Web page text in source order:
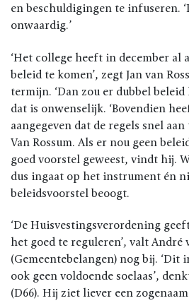
en beschuldigingen te infuseren.
onwaardig.’
‘Het college heeft in december al
beleid te komen’, zegt Jan van
termijn. ‘Dan zou er dubbel
dat is onwenselijk. ‘Bovendien
aangegeven dat de regels snel aan
Van Rossum. Als er nou geen
goed voorstel geweest, vindt hij.
dus ingaat op het instrument én
beleidsvoorstel beoogt.
‘De Huisvestingsverordening
het goed te reguleren’, valt André
(Gemeentebelangen) nog bij.
ook geen voldoende soelaas’,
(D66). Hij ziet liever een